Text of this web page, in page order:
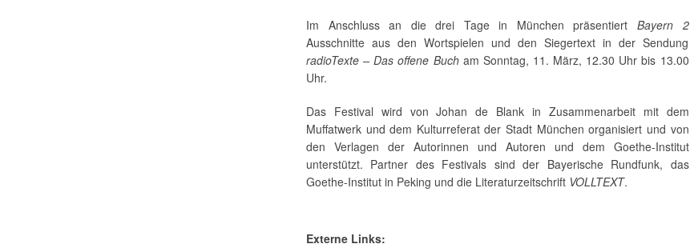
Im Anschluss an die drei Tage in München präsentiert Bayern 2
Ausschnitte aus den Wortspielen und den Siegertext in der Sendung
radioTexte – Das offene Bucham Sonntag, 11. März, 12.30 Uhr bis 13.00
Uhr.
Das Festival wird von Johan de Blank in Zusammenarbeit mit dem
Muffatwerk und dem Kulturreferat der Stadt München organisiert und von
den Verlagen der Autorinnen und Autoren und dem Goethe-Institut
unterstützt. Partner des Festivals sind der Bayerische Rundfunk, das
Goethe-Institut in Peking und die Literaturzeitschrift VOLLTEXT.
Externe Links: